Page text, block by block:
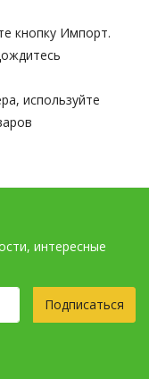
кнопку Импорт.
используйте
интересные
Подписаться